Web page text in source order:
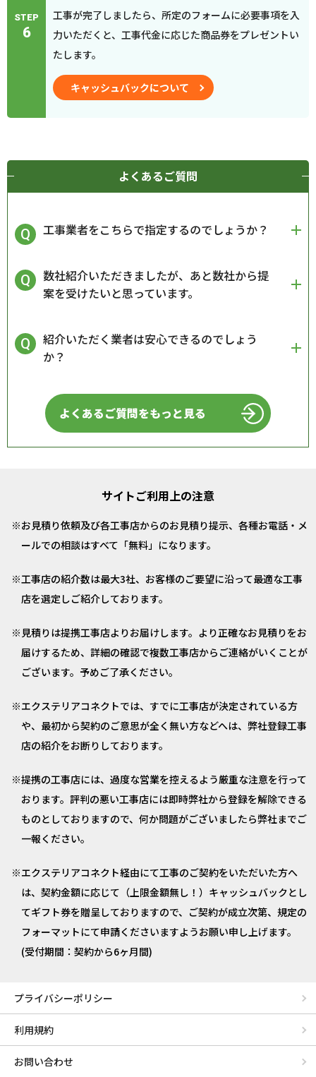
STEP
6
工事が完了しましたら、所定のフォームに必要事項を入
力いただくと、工事代金に応じた商品券をプレゼントい
たします。
キャッシュバックについて
よくあるご質問
工事業者をこちらで指定するのでしょうか？
数社紹介いただきましたが、あと数社から提
案を受けたいと思っています。
紹介いただく業者は安心できるのでしょう
か？
よくあるご質問をもっと見る
サイトご利用上の注意
お見積り依頼及び各工事店からのお見積り提示、各種お電話・メ
ールでの相談はすべて「無料」になります。
工事店の紹介数は最大3社、お客様のご要望に沿って最適な工事
店を選定しご紹介しております。
見積りは提携工事店よりお届けします。より正確なお見積りをお
届けするため、詳細の確認で複数工事店からご連絡がいくことが
ございます。予めご了承ください。
エクステリアコネクトでは、すでに工事店が決定されている方
や、最初から契約のご意思が全く無い方などへは、弊社登録工事
店の紹介をお断りしております。
提携の工事店には、過度な営業を控えるよう厳重な注意を行って
おります。評判の悪い工事店には即時弊社から登録を解除できる
ものとしておりますので、何か問題がございましたら弊社までご
一報ください。
エクステリアコネクト経由にて工事のご契約をいただいた方へ
は、契約金額に応じて（上限金額無し！）キャッシュバックとし
てギフト券を贈呈しておりますので、ご契約が成立次第、規定の
フォーマットにて申請くださいますようお願い申し上げます。
(受付期間：契約から6ヶ月間)
プライバシーポリシー
利用規約
お問い合わせ